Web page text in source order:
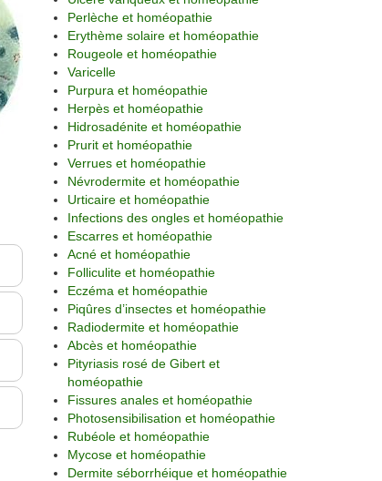
Perlèche et homéopathie
Erythème solaire et homéopathie
Rougeole et homéopathie
Varicelle
Purpura et homéopathie
Herpès et homéopathie
Hidrosadénite et homéopathie
Prurit et homéopathie
Verrues et homéopathie
Névrodermite et homéopathie
Urticaire et homéopathie
Infections des ongles et homéopathie
Escarres et homéopathie
Acné et homéopathie
Folliculite et homéopathie
Eczéma et homéopathie
Piqûres d’insectes et homéopathie
Radiodermite et homéopathie
Abcès et homéopathie
Pityriasis rosé de Gibert et
homéopathie
Fissures anales et homéopathie
Photosensibilisation et homéopathie
Rubéole et homéopathie
Mycose et homéopathie
Dermite séborrhéique et homéopathie